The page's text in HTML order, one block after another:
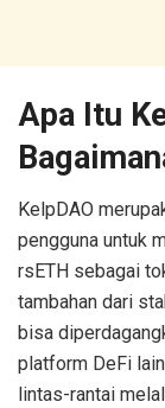
Apa Itu
KelpDAO
pengguna untuk
rsETH sebagai
tambahan dari
bisa
platform DeFi
lintas-rantai